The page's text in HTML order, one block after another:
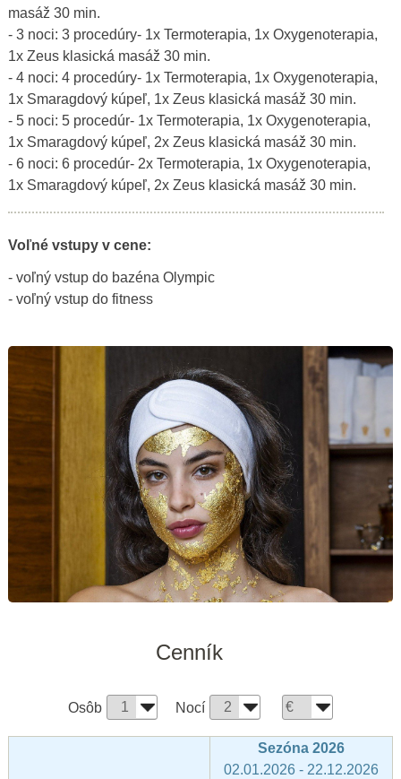
masáž 30 min.
- 3 noci: 3 procedúry- 1x Termoterapia, 1x Oxygenoterapia,
1x Zeus klasická masáž 30 min.
- 4 noci: 4 procedúry- 1x Termoterapia, 1x Oxygenoterapia,
1x Smaragdový kúpeľ, 1x Zeus klasická masáž 30 min.
- 5 noci: 5 procedúr- 1x Termoterapia, 1x Oxygenoterapia,
1x Smaragdový kúpeľ, 2x Zeus klasická masáž 30 min.
- 6 noci: 6 procedúr- 2x Termoterapia, 1x Oxygenoterapia,
1x Smaragdový kúpeľ, 2x Zeus klasická masáž 30 min.
Voľné vstupy v cene:
- voľný vstup do bazéna Olympic
- voľný vstup do fitness
Cenník
Osôb Nocí
Sezóna 2026
02.01.2026 - 22.12.2026